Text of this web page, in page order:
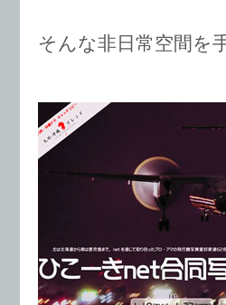
そんな非日常空間を